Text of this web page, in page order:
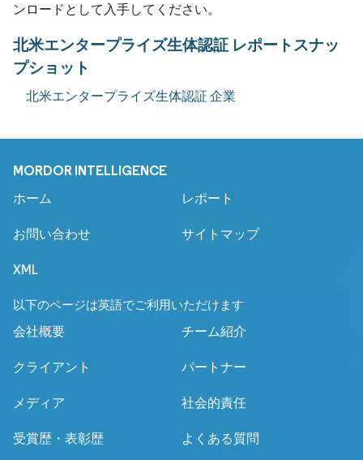
ンロードとして入手してください。
北米エンタープライズ生体認証 レポートスナッ
プショット
北米エンタープライズ生体認証 企業
MORDOR INTELLIGENCE
ホーム レポート
お問い合わせ サイトマップ
XML
以下のページは英語でご利用いただけます
会社概要
チーム紹介
クライアント パートナー
メディア 社会的責任
受賞歴・表彰歴 よくある質問